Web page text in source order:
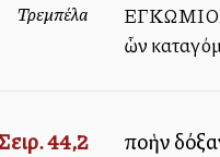
Τρεμπέλα
ΕΓΚΩΜΙΟΝ
ὧν
44,2 πολλὴν